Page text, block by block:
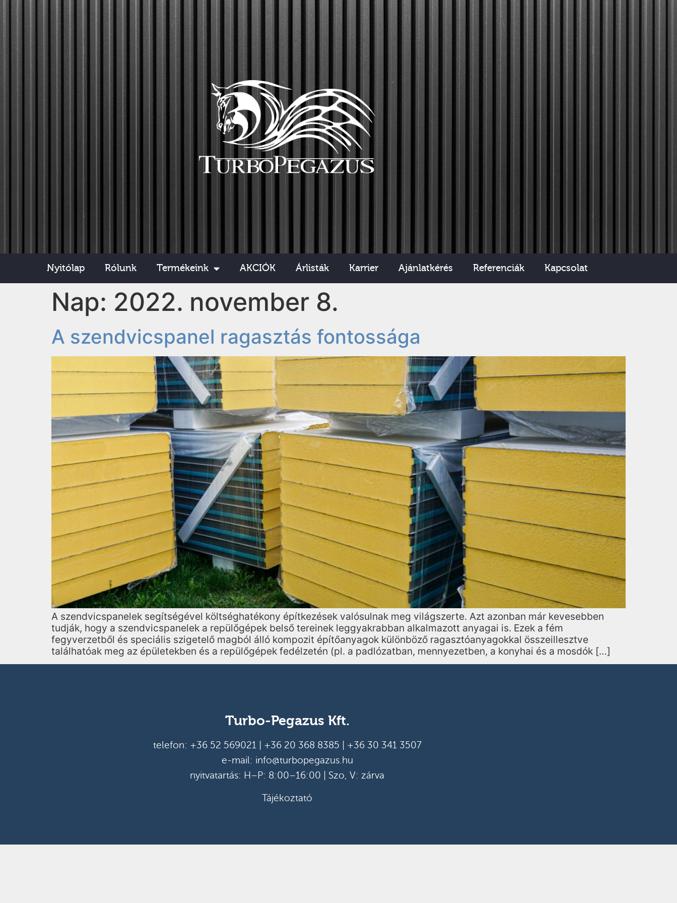
Nyitólap Rólunk Termékeink AKCIÓK Árlisták Karrier Ajánlatkérés Referenciák Kapcsolat
Nap: 2022. november 8.
A szendvicspanel ragasztás fontossága
A szendvicspanelek segítségével költséghatékony építkezések valósulnak meg világszerte. Azt azonban már kevesebben
tudják, hogy a szendvicspanelek a repülőgépek belső tereinek leggyakrabban alkalmazott anyagai is. Ezek a fém
fegyverzetből és speciális szigetelő magból álló kompozit építőanyagok különböző ragasztóanyagokkal összeillesztve
találhatóak meg az épületekben és a repülőgépek fedélzetén (pl. a padlózatban, mennyezetben, a konyhai és a mosdók […]
Turbo-Pegazus Kft.
telefon: +36 52 569021 +36 20 368 8385
+36 30 341 3507
e-mail: info@turbopegazus.hu
nyitvatartás: H–P: 8:00–16:00 | Szo, V: zárva
Tájékoztató